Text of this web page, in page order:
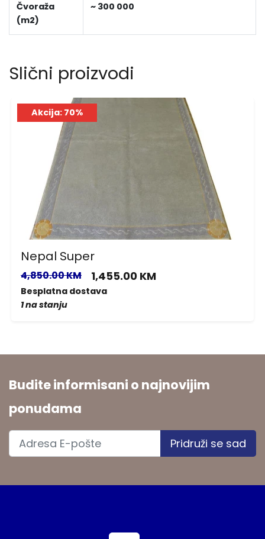
Čvoraža
(m2)
~ 300 000
Slični proizvodi
Akcija: 70%
Nepal Super
4,850.00 KM 1,455.00 KM
Besplatna dostava
1 na stanju
Budite informisani o najnovijim
ponudama
Pridruži se sad